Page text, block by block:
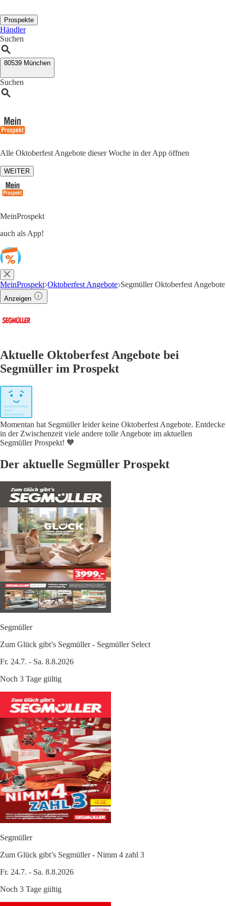
Prospekte
Händler
Suchen
80539 München
Suchen
Alle Oktoberfest Angebote dieser Woche in der App öffnen
WEITER
MeinProspekt
auch als App!
MeinProspekt Oktoberfest Angebote Segmüller Oktoberfest Angebote
Anzeigen
Aktuelle Oktoberfest Angebote bei
Segmüller im Prospekt
Momentan hat Segmüller leider keine Oktoberfest Angebote. Entdecke
in der Zwischenzeit viele andere tolle Angebote im aktuellen
Segmüller Prospekt! 🧡
Der aktuelle Segmüller Prospekt
Segmüller
Zum Glück gibt’s Segmüller - Segmüller Select
Fr. 24.7. - Sa. 8.8.2026
Noch 3 Tage gültig
Segmüller
Zum Glück gibt’s Segmüller - Nimm 4 zahl 3
Fr. 24.7. - Sa. 8.8.2026
Noch 3 Tage gültig